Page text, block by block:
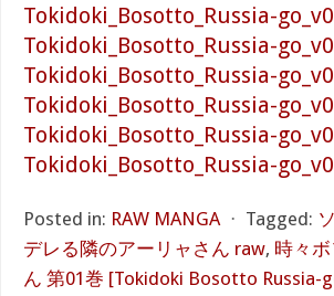
Tokidoki_Bosotto_Russia-
Tokidoki_Bosotto_Russia-
Tokidoki_Bosotto_Russia-
Tokidoki_Bosotto_Russia-
Tokidoki_Bosotto_Russia-
Tokidoki_Bosotto_Russia-
Posted in: RAW MANGA ⋅ Tagged:
デレる隣のアーリャさん raw, 時々
ん 第01巻 [Tokidoki Bosotto Russia-